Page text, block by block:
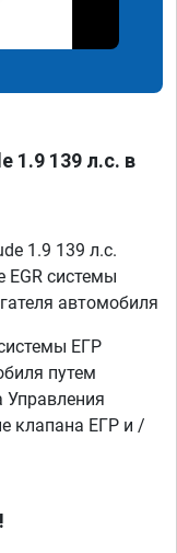
1.9 139 л.с. в
1.9 139 л.с.
системы
автомобиля
ЕГР
путем
клапана ЕГР и /